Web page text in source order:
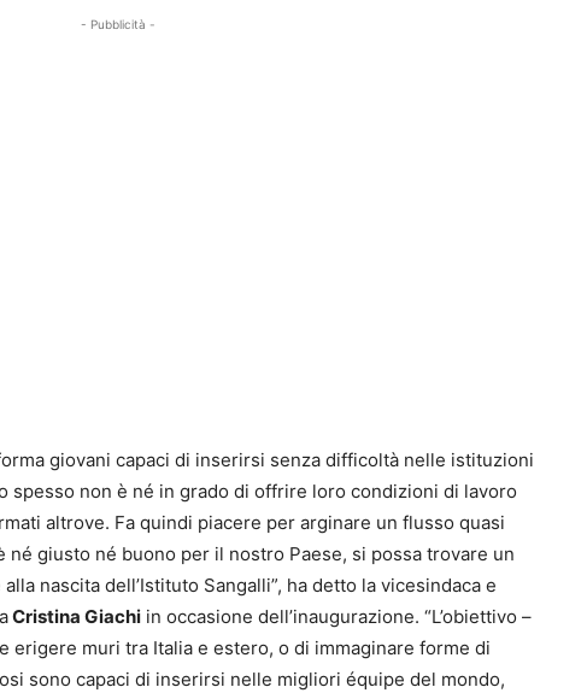
- Pubblicità -
giovani capaci di inserirsi senza difficoltà nelle istituzioni
spesso non è né in grado di offrire loro condizioni di lavoro
altrove. Fa quindi piacere per arginare un flusso quasi
né giusto né buono per il nostro Paese, si possa trovare un
nascita dell’Istituto Sangalli”, ha detto la vicesindaca e
Cristina Giachi in occasione dell’inaugurazione. “L’obiettivo –
erigere muri tra Italia e estero, o di immaginare forme di
sono capaci di inserirsi nelle migliori équipe del mondo,